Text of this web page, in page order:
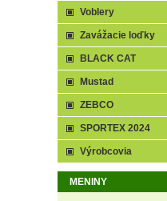
Voblery
Zavážacie loďky
BLACK CAT
Mustad
ZEBCO
SPORTEX 2024
Výrobcovia
MENINY